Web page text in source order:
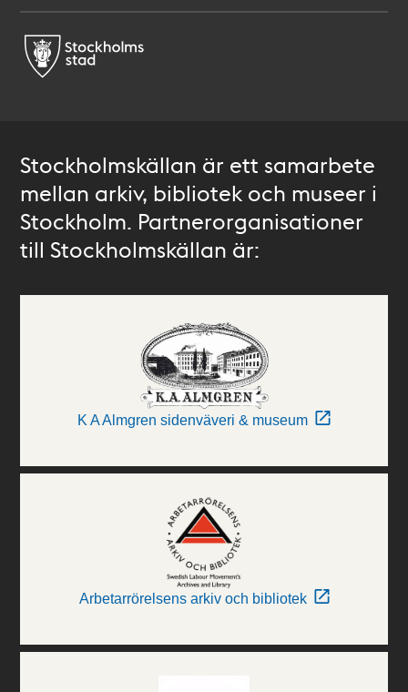
Stockholmskällan är ett samarbete
mellan arkiv, bibliotek och museer i
Stockholm. Partnerorganisationer
till Stockholmskällan är:
K A Almgren sidenväveri & museum
Arbetarrörelsens arkiv och bibliotek